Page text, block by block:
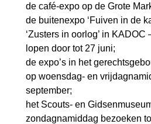
de café-expo op de Grote
de buitenexpo ‘Fuiven in de
‘Zusters in oorlog’ in KADOC
lopen door tot 27 juni;
de expo’s in het
op woensdag- en
september;
het Scouts- en
zondagnamiddag bezoeken